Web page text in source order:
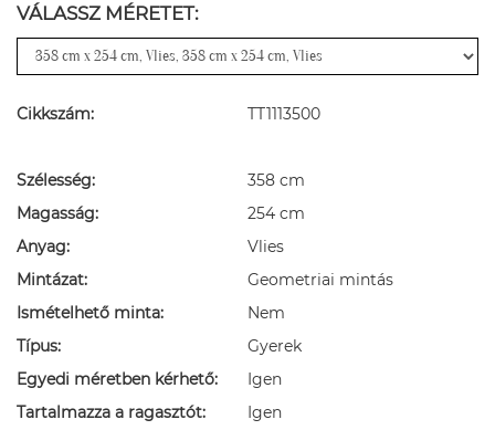
VÁLASSZ MÉRETET:
Cikkszám: TT1113500
Szélesség:
358 cm
Magasság:
254 cm
Anyag:
Vlies
Mintázat:
Geometriai mintás
Ismételhető minta:
Nem
Típus:
Gyerek
Egyedi méretben kérhető:
Igen
Tartalmazza a ragasztót:
Igen